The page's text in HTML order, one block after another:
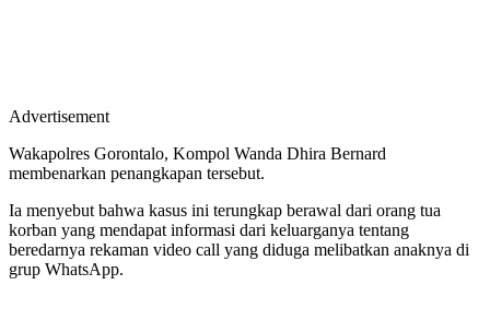
Advertisement
Wakapolres Gorontalo, Kompol Wanda Dhira Bernard
membenarkan penangkapan tersebut.
Ia menyebut bahwa kasus ini terungkap berawal dari orang tua
korban yang mendapat informasi dari keluarganya tentang
beredarnya rekaman video call yang diduga melibatkan anaknya di
grup WhatsApp.